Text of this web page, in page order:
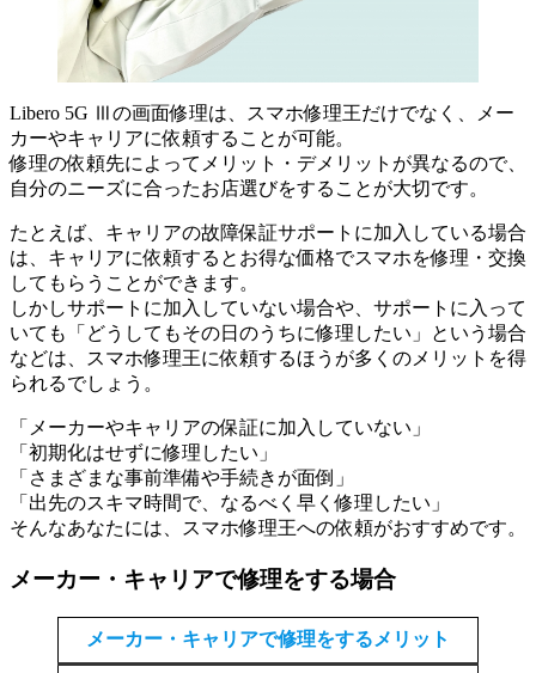
Libero 5G Ⅲの画面修理は、スマホ修理王だけでなく、メー
カーやキャリアに依頼することが可能。
修理の依頼先によってメリット・デメリットが異なるので、
自分のニーズに合ったお店選びをすることが大切です。
たとえば、キャリアの故障保証サポートに加入している場合
は、キャリアに依頼するとお得な価格でスマホを修理・交換
してもらうことができます。
しかしサポートに加入していない場合や、サポートに入って
いても「どうしてもその日のうちに修理したい」という場合
などは、スマホ修理王に依頼するほうが多くのメリットを得
られるでしょう。
「メーカーやキャリアの保証に加入していない」
「初期化はせずに修理したい」
「さまざまな事前準備や手続きが面倒」
「出先のスキマ時間で、なるべく早く修理したい」
そんなあなたには、スマホ修理王への依頼がおすすめです。
メーカー・キャリアで修理をする場合
メーカー・キャリアで修理をするメリット